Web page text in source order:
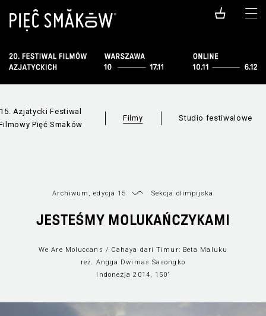
15. Azjatycki Festiwal
Pięć Smaków
Filmy
Wszystkie sekcje
Studio festiwalowe
Archiwum, edycja 15 Sekcja olimpijska
JESTEŚMY MOLUKAŃCZYKAMI
We Are Moluccans / Cahaya dari Timur: Beta Maluku
reż. Angga Dwimas Sasongko
Indonezja 2014, 150’